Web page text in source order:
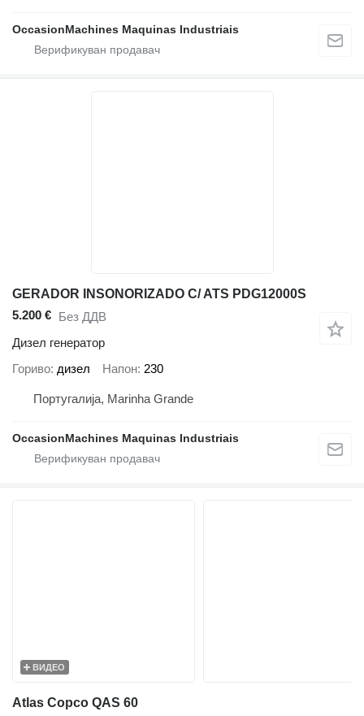
OccasionMachines Maquinas Industriais
GERADOR INSONORIZADO C/ ATS PDG12000S
5.200 € Без ДДВ
Дизел генератор
Гориво дизел Напон 230
Португалија, Marinha Grande
OccasionMachines Maquinas Industriais
ВИДЕО
Atlas Copco QAS 60